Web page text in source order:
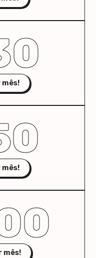
mês!
mês!
mês!